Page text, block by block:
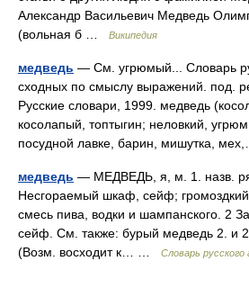
Александр Васильевич Медведь
(вольная б …
Википедия
медведь — См. угрюмый... Словарь
сходных по смыслу выражений. под.
Русские словари, 1999. медведь
косолапый, топтыгин; неловкий,
посудной лавке, барин, мишутка,
медведь — МЕДВЕДЬ, я, м. 1. назв.
Несгораемый шкаф, сейф;
смесь пива, водки и шампанского. 2
сейф. См. также: бурый медведь 2. и
(Возм. восходит к… …
Словарь русского